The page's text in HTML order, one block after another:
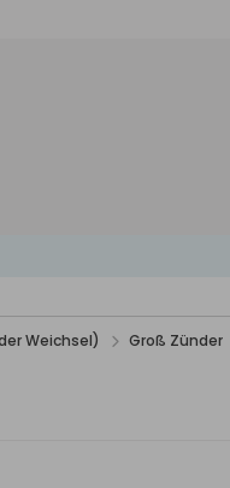
Weichsel) Groß Zünder